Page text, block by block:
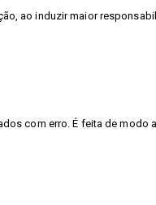
ao induzir maior
com erro. É feita de